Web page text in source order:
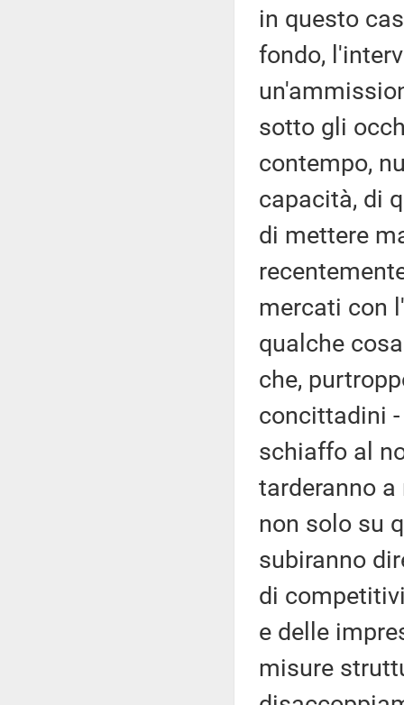
in questo
fondo,
sotto gli
contempo,
capacità, di
di mettere
mercati con
qualche
che,
concittadini
schiaffo al
tarderanno
non solo su
subiranno
di
e delle
misure